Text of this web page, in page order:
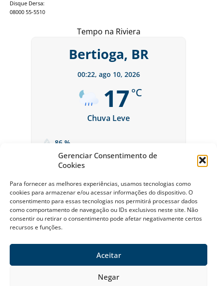
Gerenciar Consentimento de
Cookies
Para fornecer as melhores experiências, usamos tecnologias como
cookies para armazenar e/ou acessar informações do dispositivo. O
consentimento para essas tecnologias nos permitirá processar dados
como comportamento de navegação ou IDs exclusivos neste site. Não
consentir ou retirar o consentimento pode afetar negativamente certos
recursos e funções.
Aceitar
Negar
Disque Dersa:
08000 55-5510
Tempo na Riviera
Bertioga, BR
00:22, ago 10, 2026
17 °C
Chuva Leve
86 %
© Riviera de São Lourenço Todos os Direitos Reservados 2026